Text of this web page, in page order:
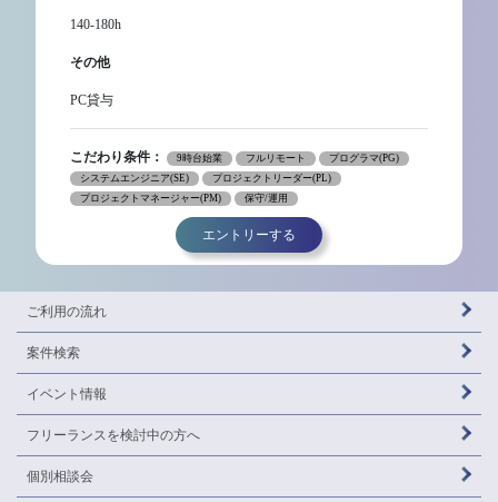
140-180h
その他
PC貸与
こだわり条件： 9時台始業 フルリモート
プログラマ(PG)
システムエンジニア(SE)
プロジェクトリーダー(PL)
プロジェクトマネージャー(PM)
保守/運用
エントリーする
ご利用の流れ
案件検索
イベント情報
フリーランスを検討中の方へ
個別相談会